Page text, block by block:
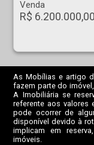
Venda
R$ 6.200.000,00
As Mobílias e artigo
fazem parte do
A Imobiliária se
referente aos valores
pode ocorrer de
disponível devido à
implicam em
imóveis.